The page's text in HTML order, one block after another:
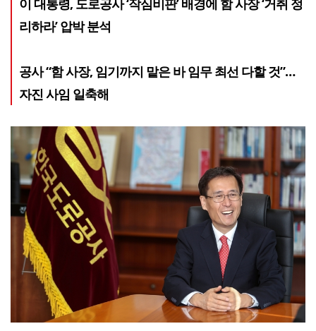
이 대통령, 도로공사 ‘작심비판’ 배경에 함 사장 ‘거취 정
리하라’ 압박 분석
공사 “함 사장, 임기까지 맡은 바 임무 최선 다할 것”…
자진 사임 일축해